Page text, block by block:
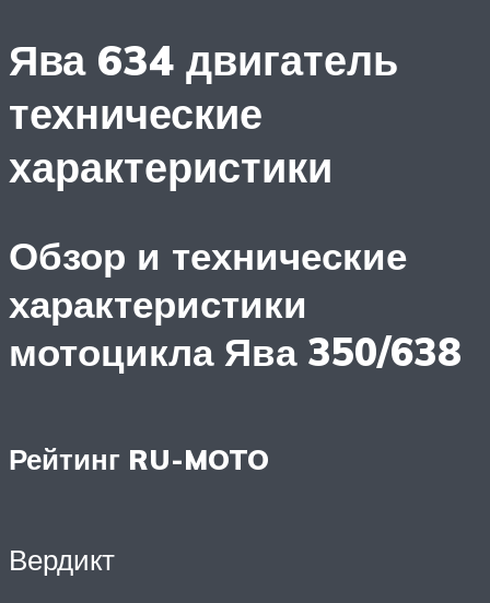
Ява 634 двигатель
технические
характеристики
Обзор и технические
характеристики
мотоцикла Ява 350/638
Рейтинг RU-MOTO
Вердикт